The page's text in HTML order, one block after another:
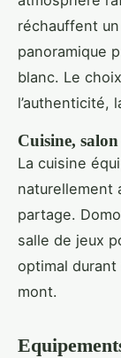
réchauffent
panoramique
blanc. Le
l’authenticité,
Cuisine,
La cuisine
naturellement
partage.
salle de jeux
optimal
mont.